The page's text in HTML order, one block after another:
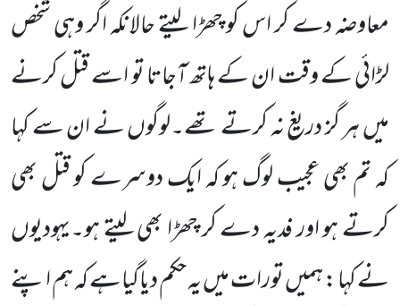
معاوضہ دے کر اس کو چھڑا لیتے حالانکہ اگر وہی شخص
لڑائی کے وقت ان کے ہاتھ آجاتا تو اسے قتل کرنے
میں ہر گز دریغ نہ کرتے تھے۔لوگوں نے ان سے کہا
کہ تم بھی عجیب لوگ ہو کہ ایک دوسرے کو قتل بھی
کرتے ہو اور فدیہ دے کر چھڑا بھی لیتے ہو۔یہودیوں
نے کہا : ہمیں تورات میں یہ حکم دیاگیاہے کہ ہم اپنے